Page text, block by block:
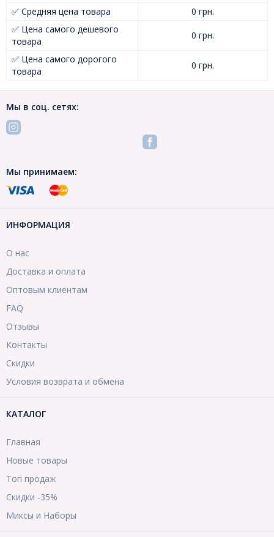
✅ Средняя цена товара
0 грн.
✅ Цена самого дешевого
товара
0 грн.
✅ Цена самого дорогого
товара
0 грн.
Мы в соц. сетях:
Мы принимаем:
ИНФОРМАЦИЯ
О нас
Доставка и оплата
Оптовым клиентам
FAQ
Отзывы
Контакты
Скидки
Условия возврата и обмена
КАТАЛОГ
Главная
Новые товары
Топ продаж
Скидки -35%
Миксы и Наборы